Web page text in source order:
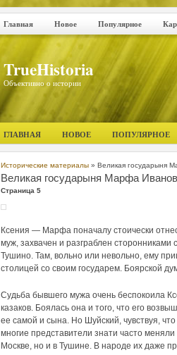
Главная Новое Популярное
TrueHistoria
Объективно о истории
ГЛАВНАЯ НОВОЕ ПОПУЛЯРНОЕ
Исторические материалы » Великая государыня
Великая государыня Марфа
Страница 5
Ксения — Марфа поначалу стоически
муж, захвачен и разграблен
Тушино. Там, вольно или невольно, ему
столицей со своим государем. Боярской
Судьба бывшего мужа очень беспокоила
казаков. Боялась она и того, что его
ее самой и сына. Но Шуйский, чувствуя,
многие представители знати часто
Москве, но и в Тушине. В народе их даже